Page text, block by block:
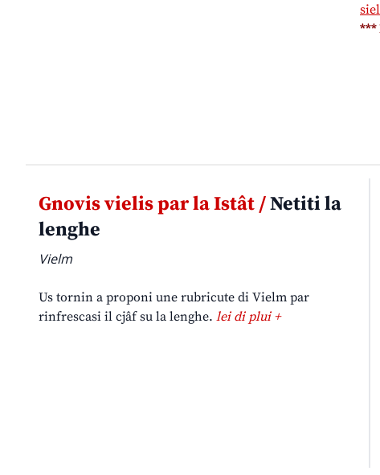
***
Gnovis vielis par la Istât /Netiti la
lenghe
Vielm
Us tornin a proponi une rubricute di Vielm par
rinfrescasi il cjâf su la lenghe. lei di plui +